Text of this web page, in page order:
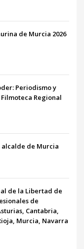
de Murcia 2026
Periodismo y
Regional
alcalde de Murcia
de la Libertad de
de
Cantabria,
Murcia, Navarra